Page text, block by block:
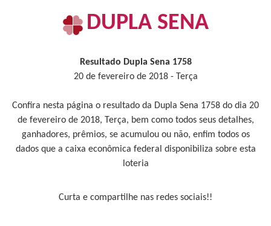
DUPLA SENA
Resultado Dupla Sena 1758
20 de fevereiro de 2018 - Terça
Confira nesta página o resultado da Dupla Sena 1758 do dia 20
de fevereiro de 2018, Terça, bem como todos seus detalhes,
ganhadores, prêmios, se acumulou ou não, enfim todos os
dados que a caixa econômica federal disponibiliza sobre esta
loteria
Curta e compartilhe nas redes sociais!!